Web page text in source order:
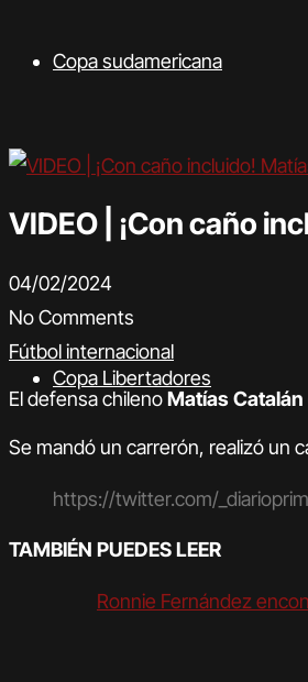
VIDEO | ¡Con caño
04/02/2024
No Comments
Fútbol internacional
El defensa chilenoMatías
Se mandó un carrerón, realizó un
https://twitter.com/
TAMBIÉN PUEDES LEER
Ronnie Fernández
Copa Libertadores
Copa sudamericana